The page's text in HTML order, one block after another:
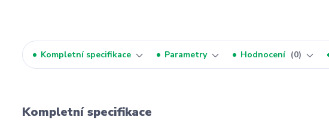
Kompletní specifikace Parametry Hodnocení 0
Kompletní specifikace